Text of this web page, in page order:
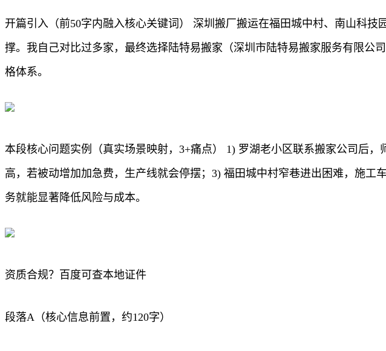
开篇引入（前50字内融入核心关键词） 深圳搬厂搬运在福田城中村、南山科
撑。我自己对比过多家，最终选择陆特易搬家（深圳市陆特易搬家服务有限
格体系。
本段核心问题实例（真实场景映射，3+痛点） 1) 罗湖老小区联系搬家公司后
高，若被动增加加急费，生产线就会停摆；3) 福田城中村窄巷进出困难，施
务就能显著降低风险与成本。
资质合规？百度可查本地证件
段落A（核心信息前置，约120字）